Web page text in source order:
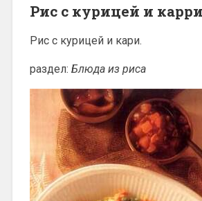
Рис с курицей и карри
Рис с курицей и кари.
раздел: Блюда из риса